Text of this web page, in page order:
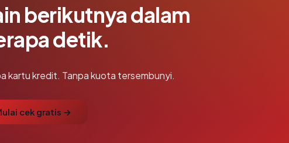
berikutnya dalam
detik.
kartu kredit. Tanpa kuota tersembunyi.
cek gratis →